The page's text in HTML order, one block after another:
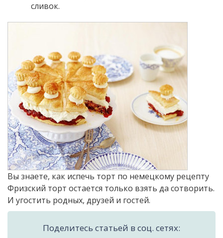
сливок.
Вы знаете, как испечь торт по немецкому рецепту
Фризский торт остается только взять да сотворить.
И угостить родных, друзей и гостей.
Поделитесь статьей в соц. сетях: